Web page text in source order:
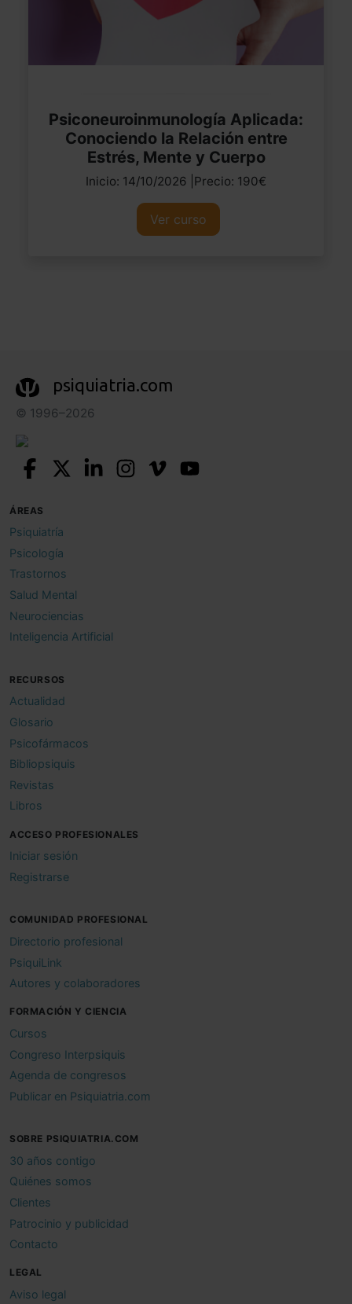
Psiconeuroinmunología Aplicada:
Conociendo la Relación entre
Estrés, Mente y Cuerpo
Inicio: 14/10/2026 |Precio: 190€
Ver curso
psiquiatria.com
© 1996–2026
ÁREAS
Psiquiatría
Psicología
Trastornos
Salud Mental
Neurociencias
Inteligencia Artificial
RECURSOS
Actualidad
Glosario
Psicofármacos
Bibliopsiquis
Revistas
Libros
ACCESO PROFESIONALES
Iniciar sesión
Registrarse
COMUNIDAD PROFESIONAL
Directorio profesional
PsiquiLink
Autores y colaboradores
FORMACIÓN Y CIENCIA
Cursos
Congreso Interpsiquis
Agenda de congresos
Publicar en Psiquiatria.com
SOBRE PSIQUIATRIA.COM
30 años contigo
Quiénes somos
Clientes
Patrocinio y publicidad
Contacto
LEGAL
Aviso legal